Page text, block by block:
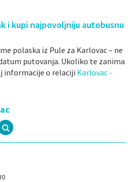
i kupi najpovoljniju autobusnu
polaska iz Pule za Karlovac – ne
putovanja. Ukoliko te zanima
informacije o relaciji Karlovac -